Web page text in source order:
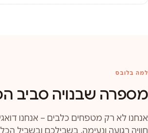
למה בלובס
מספרה שבנויה סביב
אנחנו לא רק מטפחים כלבים – אנחנו
חוויה רגועה ונעימה, בשבילכם ובשביל